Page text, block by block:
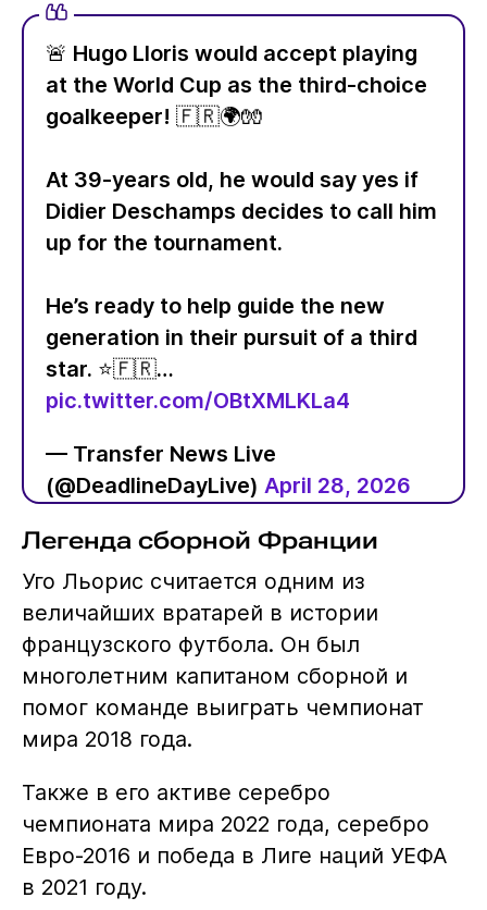
🚨 Hugo Lloris would accept playing
at the World Cup as the third-choice
goalkeeper! 🇫🇷🌍🧤
At 39-years old, he would say yes if
Didier Deschamps decides to call him
up for the tournament.
He’s ready to help guide the new
generation in their pursuit of a third
star. ⭐️🇫🇷…
pic.twitter.com/OBtXMLKLa4
— Transfer News Live
(@DeadlineDayLive) April 28, 2026
Легенда сборной Франции
Уго Льорис считается одним из
величайших вратарей в истории
французского футбола. Он был
многолетним капитаном сборной и
помог команде выиграть чемпионат
мира 2018 года.
Также в его активе серебро
чемпионата мира 2022 года, серебро
Евро-2016 и победа в Лиге наций УЕФА
в 2021 году.